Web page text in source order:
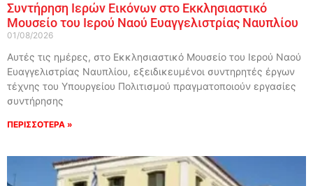
Συντήρηση Ιερών Εικόνων στο Εκκλησιαστικό
Μουσείο του Ιερού Ναού Ευαγγελιστρίας Ναυπλίου
01/08/2026
Αυτές τις ημέρες, στο Εκκλησιαστικό Μουσείο του Ιερού Ναού
Ευαγγελιστρίας Ναυπλίου, εξειδικευμένοι συντηρητές έργων
τέχνης του Υπουργείου Πολιτισμού πραγματοποιούν εργασίες
συντήρησης
ΠΕΡΙΣΣΟΤΕΡΑ »